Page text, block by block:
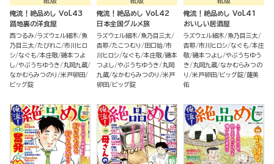
俺流！絶品めし Vol.43
路地裏の洋食屋
西つるみ ラズウェル細木
魚
乃目三太 たびれこ 市川ヒロ
シ なぐも 本庄敬 磯本つよ
し やぶうちゆうき
丸岡九蔵
なかむらみつのり
米戸卵田
ビッグ錠
俺流！絶品めし Vol.42
日本全国グルメ旅
ラズウェル細木
魚乃目三太
杏耶 たこつむり 田口始 市
川ヒロシ なぐも 本庄敬 磯本
つよし やぶうちゆうき
丸岡
九蔵 なかむらみつのり
米戸
卵田
ビッグ錠
俺流！絶品めし Vol.41
おいしい居酒屋
ラズウェル細木
魚乃目三太
杏耶 市川ヒロシ なぐも 本庄
敬 磯本つよし やぶうちゆう
き
丸岡九蔵 なかむらみつの
り
米戸卵田 ビッグ錠 薩美
佑